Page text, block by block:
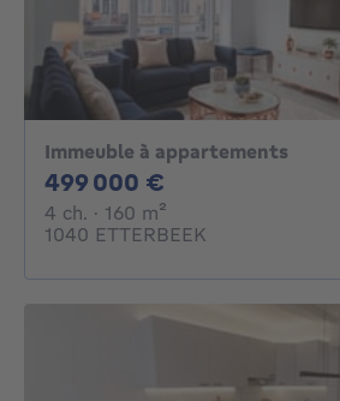
Immeuble à appartements
499 000 €
4 ch. 4 chambres
· 160 m²
1040 ETTERBEEK